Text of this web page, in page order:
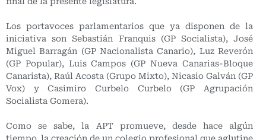
Los portavoces parlamentarios que ya disponen de la
iniciativa son Sebastián Franquis (GP Socialista), José
Miguel Barragán (GP Nacionalista Canario), Luz Reverón
(GP Popular), Luis Campos (GP Nueva Canarias-Bloque
Canarista), Raúl Acosta (Grupo Mixto), Nicasio Galván (GP
Vox) y Casimiro Curbelo Curbelo (GP Agrupación
Socialista Gomera).
Como se sabe, la APT promueve, desde hace algún